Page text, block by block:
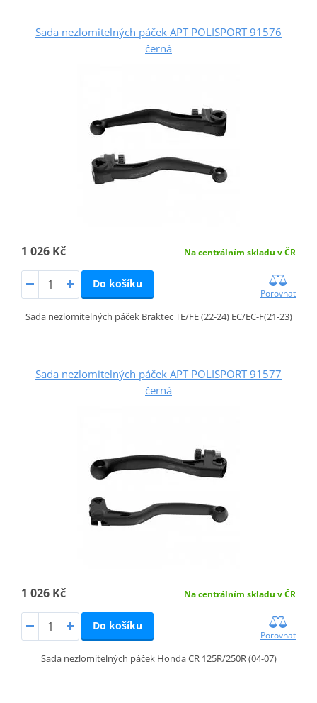
Sada nezlomitelných páček APT POLISPORT 91576
černá
1 026 Kč Na centrálním skladu v ČR
Do košíku
Porovnat
Sada nezlomitelných páček Braktec TE/FE (22-24) EC/EC-F(21-23)
Sada nezlomitelných páček APT POLISPORT 91577
černá
1 026 Kč Na centrálním skladu v ČR
Do košíku
Porovnat
Sada nezlomitelných páček Honda CR 125R/250R (04-07)